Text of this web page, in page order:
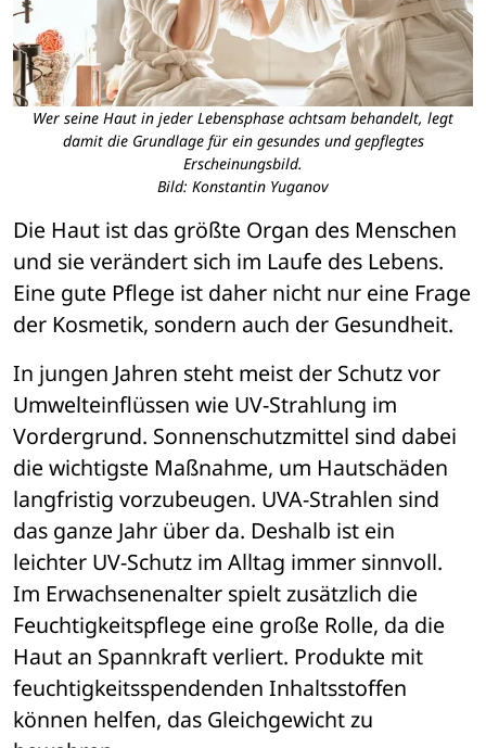
Wer seine Haut in jeder Lebensphase achtsam behandelt, legt
damit die Grundlage für ein gesundes und gepflegtes
Erscheinungsbild.
Bild: Konstantin Yuganov
Die Haut ist das größte Organ des Menschen
und sie verändert sich im Laufe des Lebens.
Eine gute Pflege ist daher nicht nur eine Frage
der Kosmetik, sondern auch der Gesundheit.
In jungen Jahren steht meist der Schutz vor
Umwelteinflüssen wie UV-Strahlung im
Vordergrund. Sonnenschutzmittel sind dabei
die wichtigste Maßnahme, um Hautschäden
langfristig vorzubeugen. UVA-Strahlen sind
das ganze Jahr über da. Deshalb ist ein
leichter UV-Schutz im Alltag immer sinnvoll.
Im Erwachsenenalter spielt zusätzlich die
Feuchtigkeitspflege eine große Rolle, da die
Haut an Spannkraft verliert. Produkte mit
feuchtigkeitsspendenden Inhaltsstoffen
können helfen, das Gleichgewicht zu